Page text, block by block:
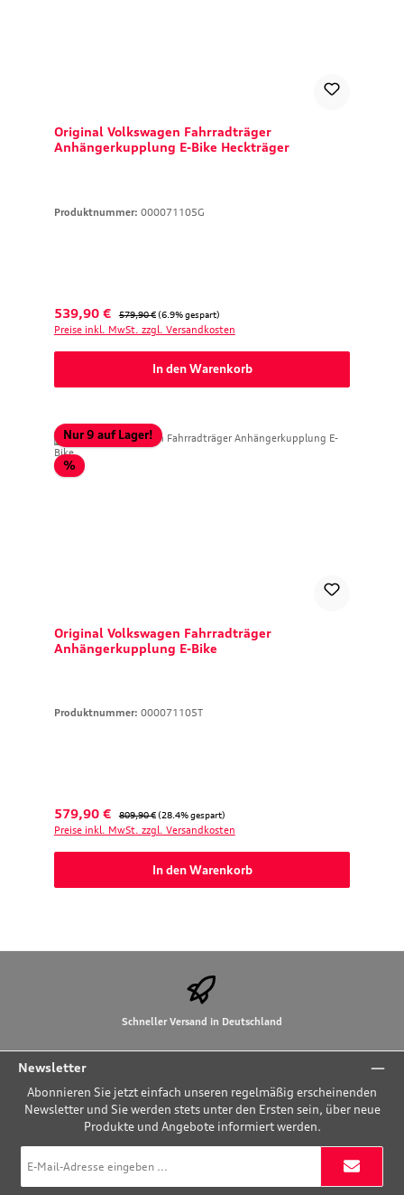
Original Volkswagen Fahrradträger
Anhängerkupplung E-Bike Heckträger
Produktnummer: 000071105G
Verkaufspreis:
539,90 € Regulärer Preis:
579,90 € (6.9% gespart)
Preise inkl. MwSt. zzgl. Versandkosten
In den Warenkorb
Nur 9 auf Lager!
%Rabatt
Original Volkswagen Fahrradträger
Anhängerkupplung E-Bike
Produktnummer: 000071105T
Verkaufspreis:
579,90 € Regulärer Preis:
809,90 € (28.4% gespart)
Preise inkl. MwSt. zzgl. Versandkosten
In den Warenkorb
Schneller Versand in Deutschland
Newsletter
Abonnieren Sie jetzt einfach unseren regelmäßig erscheinenden
Newsletter und Sie werden stets unter den Ersten sein, über neue
Produkte und Angebote informiert werden.
Mail-
Adresse